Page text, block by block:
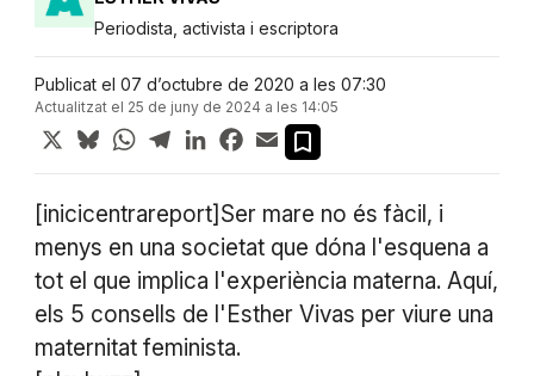
Periodista, activista i escriptora
Publicat el 07 d’octubre de 2020 a les 07:30
Actualitzat el 25 de juny de 2024 a les 14:05
X BlueskyWhatsApp
TelegramLinkedInFacebook
Email
[inicicentrareport]Ser mare no és fàcil, i
menys en una societat que dóna l'esquena a
tot el que implica l'experiència materna. Aquí,
els 5 consells de l'Esther Vivas per viure una
maternitat feminista.